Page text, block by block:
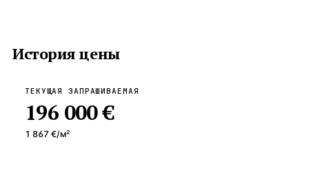
История цены
ТЕКУЩАЯ ЗАПРАШИВАЕМАЯ
196 000 €
1 867 €/м²